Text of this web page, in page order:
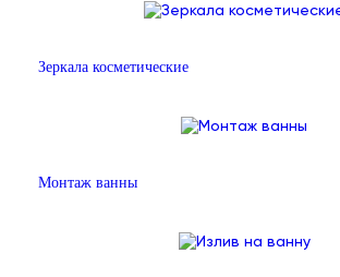
Зеркала косметические
Монтаж ванны